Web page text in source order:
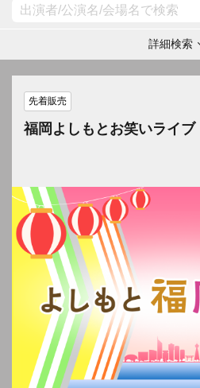
詳細検索
先着販売
福岡よしもとお笑いライブ